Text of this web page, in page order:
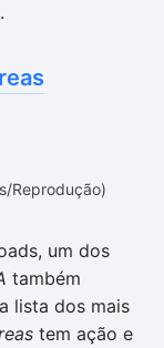
Reprodução)
um dos
também
lista dos mais
tem ação e